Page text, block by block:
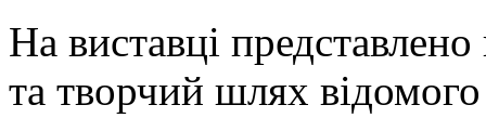
На виставці
та творчий шлях